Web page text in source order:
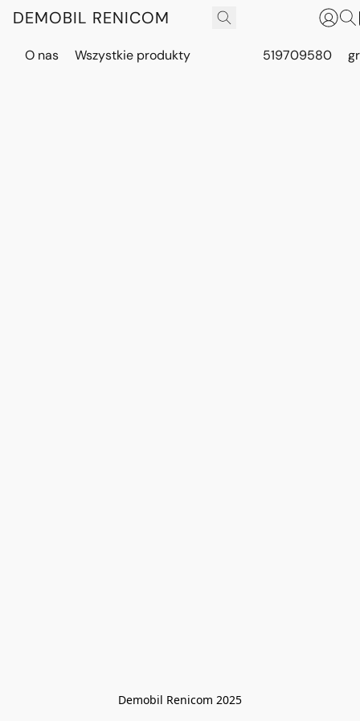
DEMOBIL RENICOM
O nas Wszystkie produkty 519709580
Demobil Renicom 2025